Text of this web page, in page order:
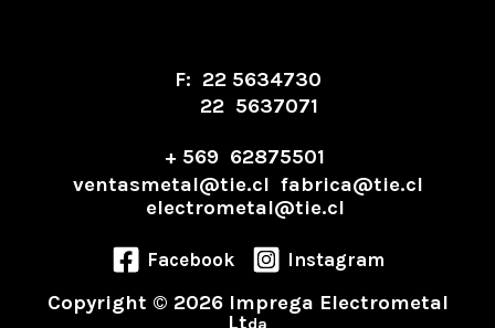
F: 22 5634730
22 5637071
+ 569 62875501
ventasmetal@tie.cl fabrica@tie.cl
electrometal@tie.cl
Facebook Instagram
Copyright © 2026 Imprega Electrometal
Lt